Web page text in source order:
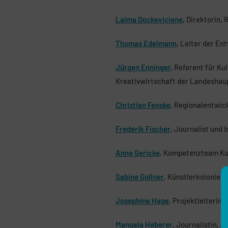
Laima Dockeviciene, Direktorin,
Thomas Edelmann, Leiter der
Jürgen Enninger, Referent für
Kreativwirtschaft der
Christian Fenske,
Frederik Fischer, Journalist und
Anne Gericke, Kompetenzteam
Sabine Gollner, Künstlerkolonie
Josephine Hage, Projektleiterin
Manuela Heberer, Journalistin,